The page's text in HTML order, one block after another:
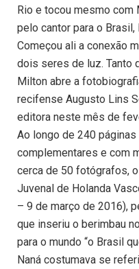
Rio e tocou mesmo
pelo cantor para o
Começou ali a conexão
dois seres de luz. Tanto
Milton abre a
recifense Augusto Lins
editora neste mês de
Ao longo de 240
complementares e com
cerca de 50 fotógrafos,
Juvenal de Holanda
– 9 de março de 2016),
que inseriu o berimbau
para o mundo “o Brasil
Naná costumava se